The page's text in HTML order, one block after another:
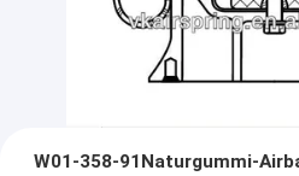
W01-358-91Naturgummi-